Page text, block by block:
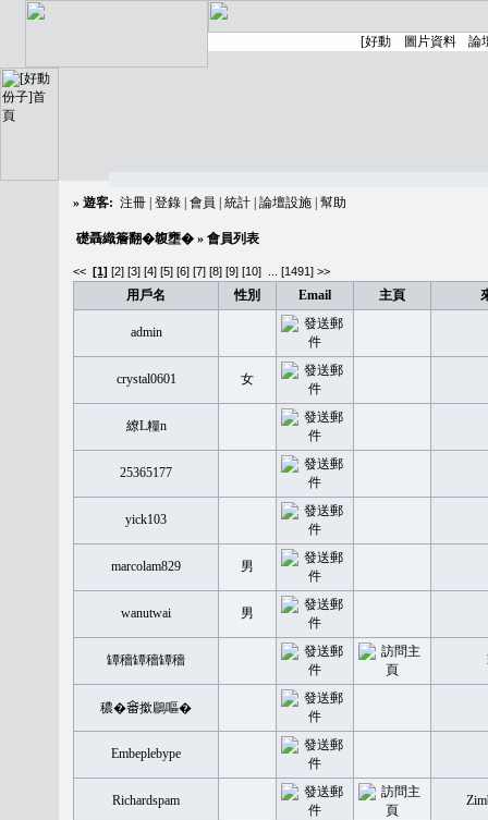
» 遊客: 注冊 登錄 會員 統計 論壇設施 幫助
礎聶織簷翻�䪖壅� » 會員列表
<< [1] [2] [3] [4] [5] [6] [7] [8] [9] [10] [1491] >>
用戶名 性別 Email 主頁
admin
crystal0601 女
繚L糧n
25365177
yick103
marcolam829 男
wanutwai 男
罈穡罈穡罈穡
穠�𤲞撳鶥嘔�
Embeplebype
Richardspam